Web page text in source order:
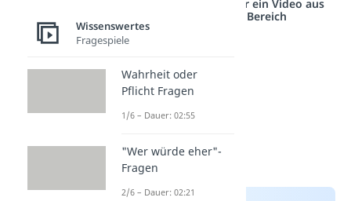
Studyflix vernetzt: Hier ein Video aus
einem anderen Bereich
Wissenswertes
Fragespiele
Wahrheit oder
Pflicht Fragen
1/6 – Dauer: 02:55
"Wer würde eher"-
Fragen
2/6 – Dauer: 02:21